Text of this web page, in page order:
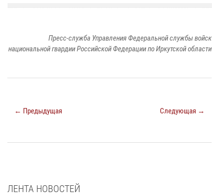
Пресс-служба Управления Федеральной службы войск
национальной гвардии Российской Федерации по Иркутской области
← Предыдущая Следующая →
ЛЕНТА НОВОСТЕЙ